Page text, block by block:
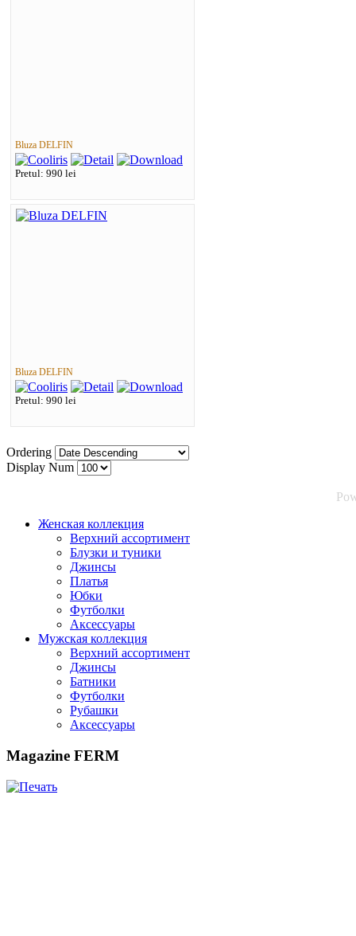
Bluza DELFIN
Pretul: 990 lei
Bluza DELFIN
Pretul: 990 lei
Ordering
Display Num
Женская коллекция
Верхний ассортимент
Блузки и туники
Джинсы
Платья
Юбки
Футболки
Аксессуары
Мужская коллекция
Верхний ассортимент
Джинсы
Батники
Футболки
Рубашки
Аксессуары
Magazine FERM